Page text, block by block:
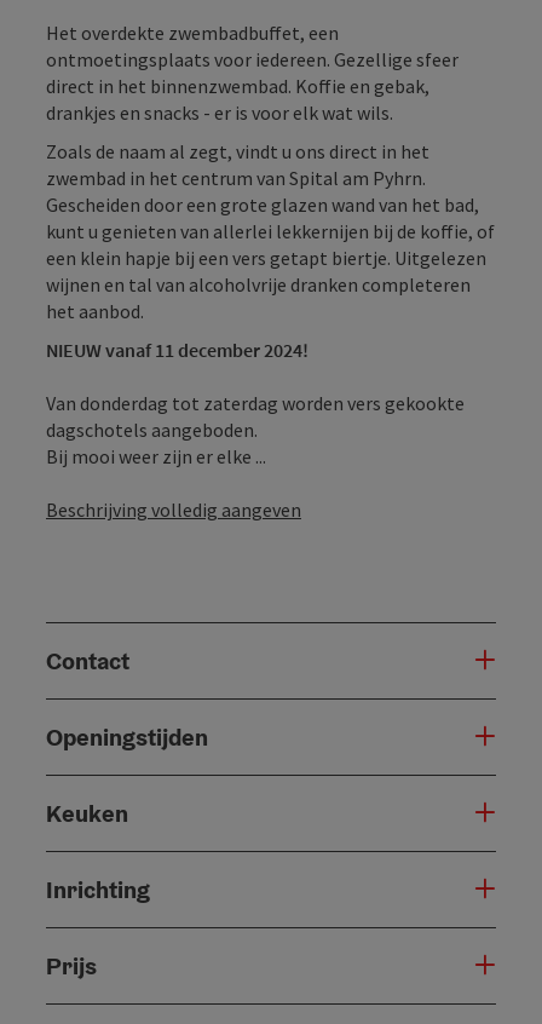
Het overdekte zwembadbuffet, een
ontmoetingsplaats voor iedereen. Gezellige sfeer
direct in het binnenzwembad. Koffie en gebak,
drankjes en snacks - er is voor elk wat wils.
Zoals de naam al zegt, vindt u ons direct in het
zwembad in het centrum van Spital am Pyhrn.
Gescheiden door een grote glazen wand van het bad,
kunt u genieten van allerlei lekkernijen bij de koffie, of
een klein hapje bij een vers getapt biertje. Uitgelezen
wijnen en tal van alcoholvrije dranken completeren
het aanbod.
NIEUW vanaf 11 december 2024!
Van donderdag tot zaterdag worden vers gekookte
dagschotels aangeboden.
Bij mooi weer zijn er elke ...
Beschrijving volledig aangeven
Contact
Openingstijden
Keuken
Inrichting
Prijs